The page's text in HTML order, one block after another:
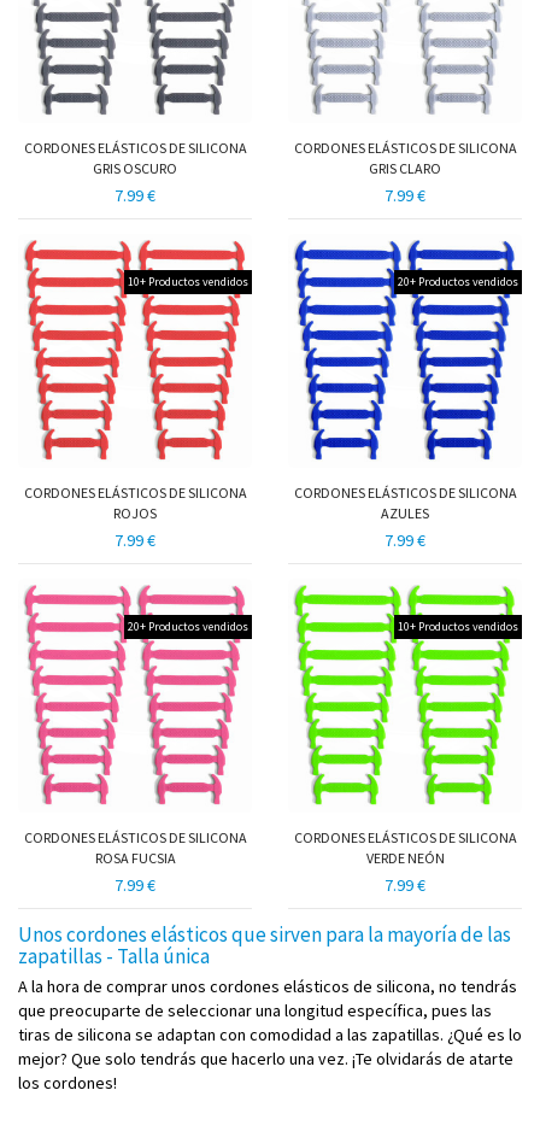
CORDONES ELÁSTICOS DE SILICONA
GRIS OSCURO
7.99 €
CORDONES ELÁSTICOS DE SILICONA
GRIS CLARO
7.99 €
10+ Productos vendidos
CORDONES ELÁSTICOS DE SILICONA
ROJOS
7.99 €
20+ Productos vendidos
CORDONES ELÁSTICOS DE SILICONA
AZULES
7.99 €
20+ Productos vendidos
CORDONES ELÁSTICOS DE SILICONA
ROSA FUCSIA
7.99 €
10+ Productos vendidos
CORDONES ELÁSTICOS DE SILICONA
VERDE NEÓN
7.99 €
Unos cordones elásticos que sirven para la mayoría de las
zapatillas - Talla única
A la hora de comprar unos cordones elásticos de silicona, no tendrás
que preocuparte de seleccionar una longitud específica, pues las
tiras de silicona se adaptan con comodidad a las zapatillas. ¿Qué es lo
mejor? Que solo tendrás que hacerlo una vez. ¡Te olvidarás de atarte
los cordones!